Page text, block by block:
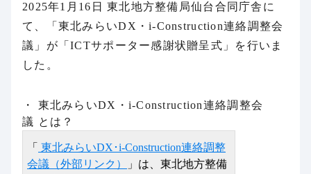
2025年1月16日 東北地方整備局仙台合同庁舎に
て、「東北みらいDX・i-Construction連絡調整会
議」が「ICTサポーター感謝状贈呈式」を行いま
した。
・ 東北みらいDX・i-Construction連絡調整会
議 とは？
「 東北みらいDX･i-Construction連絡調整
会議（外部リンク）
」は、東北地方整備